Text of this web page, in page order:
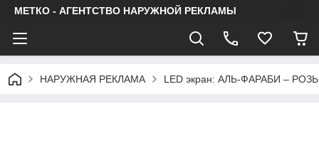
МЕТКО - АГЕНТСТВО НАРУЖНОЙ РЕКЛАМЫ
НАРУЖНАЯ РЕКЛАМА LED экран: АЛЬ-ФАРАБИ –